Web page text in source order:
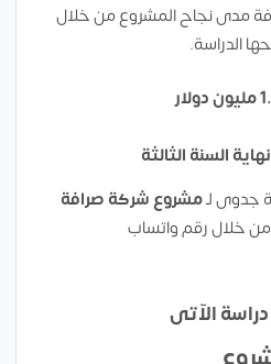
مدى نجاح المشروع من خلال
الدراسة.
السنة الثالثة
جدوى لـمشروع شركة صرافة
من خلال رقم واتساب
الآتى